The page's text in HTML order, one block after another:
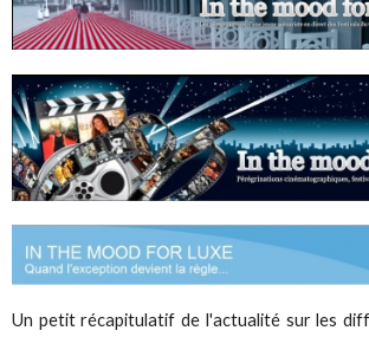
Un petit récapitulatif de l'actualité sur les